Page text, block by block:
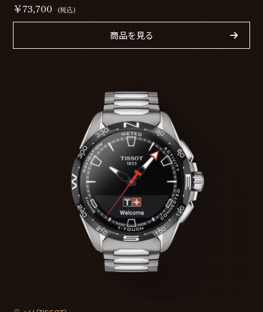
￥73,700 (税込)
商品を見る